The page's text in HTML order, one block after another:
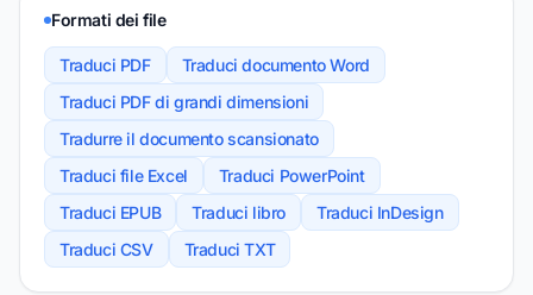
Formati dei file
Traduci PDF
Traduci documento Word
Traduci PDF di grandi dimensioni
Tradurre il documento scansionato
Traduci file Excel
Traduci PowerPoint
Traduci EPUB
Traduci libro
Traduci InDesign
Traduci CSV
Traduci TXT